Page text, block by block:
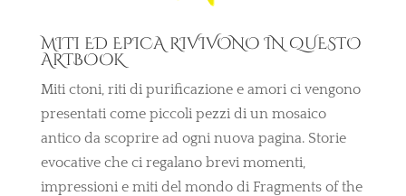
MITI ED EPICA RIVIVONO IN QUESTO
ARTBOOK
Miti ctoni, riti di purificazione e amori ci vengono
presentati come piccoli pezzi di un mosaico
antico da scoprire ad ogni nuova pagina. Storie
evocative che ci regalano brevi momenti,
impressioni e miti del mondo di Fragments of the